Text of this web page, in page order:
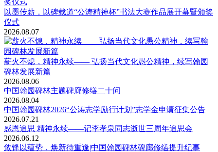
以墨传薪，以碑载道“公涛精神杯”书法大赛作品展开幕暨颁奖
仪式
2026.08.07
薪火不熄，精神永续—— 弘扬当代文化愚公精神，续写翰园
碑林发展新篇
2026.08.06
中国翰园碑林主题碑廊修缮二十问
2026.08.04
中国翰园碑林2026“公涛志学励行计划”志学金申请征集公告
2026.07.21
感恩追思 精神永续——记李孝泉同志逝世三周年追思会
2026.06.12
敛锋以蕴势，焕新待重逢|中国翰园碑林碑廊修缮提升纪事